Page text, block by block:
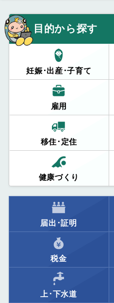
目的から探す
妊娠･出産･子育て
雇用
移住･定住
健康づくり
届出･証明
税金
上･下水道